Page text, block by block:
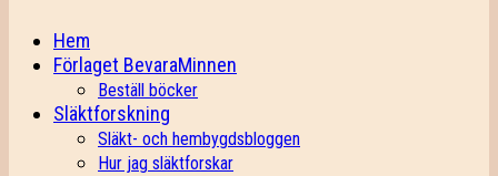
Hem
Förlaget BevaraMinnen
Beställ böcker
Släktforskning
Släkt- och hembygdsbloggen
Hur jag släktforskar